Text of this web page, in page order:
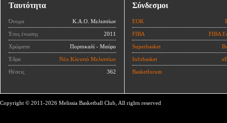
Ταυτότητα
Όνομα Κ.Α.Ο. Μελισσίων
Έτος ένωσης 2011
Χρώματα Πορτοκαλί - Μαύρο
Έδρα Νέο Κλειστό Μελισσίων
Θέσεις 362
Σύνδεσμοι
ΕΟΚ
FIBA FIBA
Superbasket
Infobasket
Basketforum
Copyright © 2011-2026 Melissia Basketball Club, All rights reserved